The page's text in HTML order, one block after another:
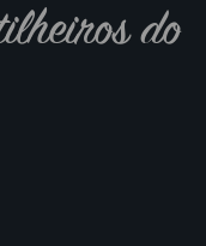
do